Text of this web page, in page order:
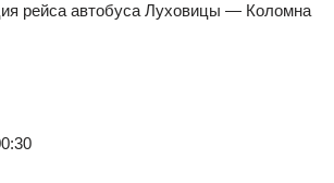
рейса автобуса Луховицы — Коломна